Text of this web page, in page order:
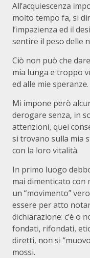
All’acquiescenza
molto tempo fa, si
l’impazienza ed il
sentire il peso delle
Ciò non può che
mia lunga e troppo
ed alle mie speranze.
Mi impone però
derogare senza, in
attenzioni, quei
si trovano sulla mia
con la loro vitalità.
In primo luogo
mai dimenticato con
un “movimento”
essere per atto
dichiarazione: c’è o
fondati, rifondati,
diretti, non si
mossi.